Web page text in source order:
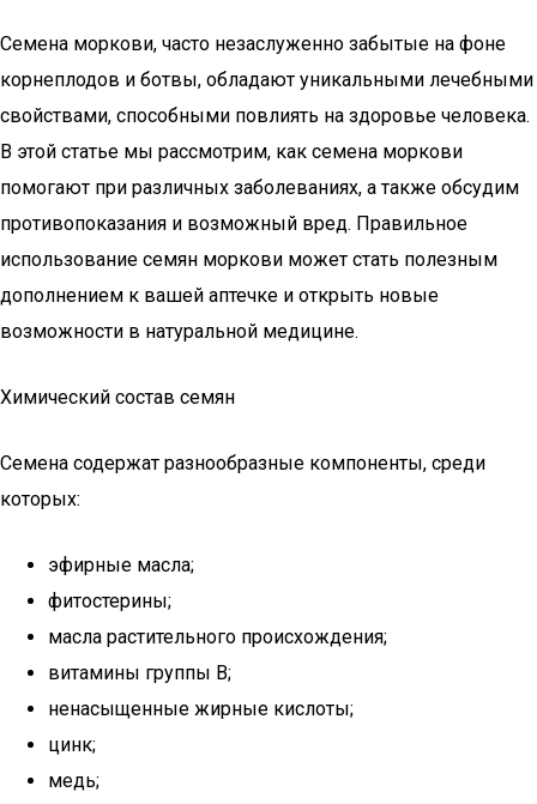
Семена моркови, часто незаслуженно забытые на фоне
корнеплодов и ботвы, обладают уникальными лечебными
свойствами, способными повлиять на здоровье человека.
В этой статье мы рассмотрим, как семена моркови
помогают при различных заболеваниях, а также обсудим
противопоказания и возможный вред. Правильное
использование семян моркови может стать полезным
дополнением к вашей аптечке и открыть новые
возможности в натуральной медицине.
Химический состав семян
Семена содержат разнообразные компоненты, среди
которых:
эфирные масла;
фитостерины;
масла растительного происхождения;
витамины группы В;
ненасыщенные жирные кислоты;
цинк;
медь;